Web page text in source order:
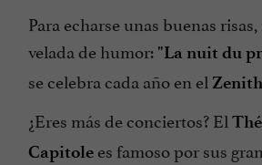
Para echarse unas buenas
velada de humor: "La nuit du
se celebra cada año en el
¿Eres más de conciertos? El
Capitole es famoso por sus